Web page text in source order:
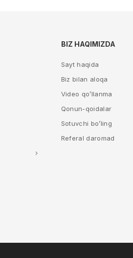
BIZ HAQIMIZDA
Sayt haqida
Biz bilan aloqa
Video qo’llanma
Qonun-qoidalar
Sotuvchi bo’ling
Referal daromad